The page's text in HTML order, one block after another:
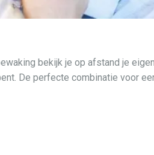
bekijk je op afstand je
De perfecte combinatie voor